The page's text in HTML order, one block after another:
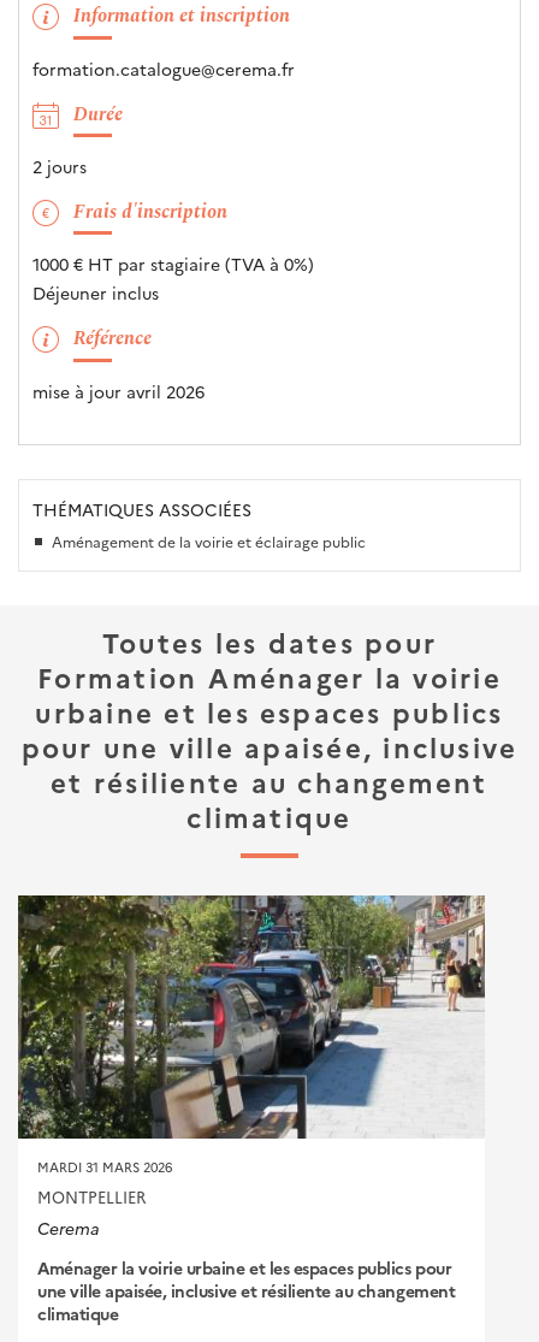
Information et inscription
formation.catalogue@cerema.fr
Durée
2 jours
Frais d'inscription
1000 € HT par stagiaire (TVA à 0%)
Déjeuner inclus
Référence
mise à jour avril 2026
THÉMATIQUES ASSOCIÉES
Aménagement de la voirie et éclairage public
Toutes les dates pour
Formation Aménager la voirie
urbaine et les espaces publics
pour une ville apaisée, inclusive
et résiliente au changement
climatique
MARDI 31 MARS 2026
MONTPELLIER
Cerema
Aménager la voirie urbaine et les espaces publics pour
une ville apaisée, inclusive et résiliente au changement
climatique